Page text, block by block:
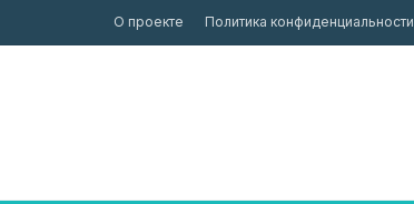
О проекте Политика конфиденциальности